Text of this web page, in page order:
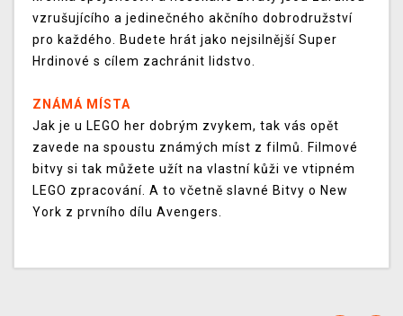
vzrušujícího a jedinečného akčního dobrodružství
pro každého. Budete hrát jako nejsilnější Super
Hrdinové s cílem zachránit lidstvo.
ZNÁMÁ MÍSTA
Jak je u LEGO her dobrým zvykem, tak vás opět
zavede na spoustu známých míst z filmů. Filmové
bitvy si tak můžete užít na vlastní kůži ve vtipném
LEGO zpracování. A to včetně slavné Bitvy o New
York z prvního dílu Avengers.